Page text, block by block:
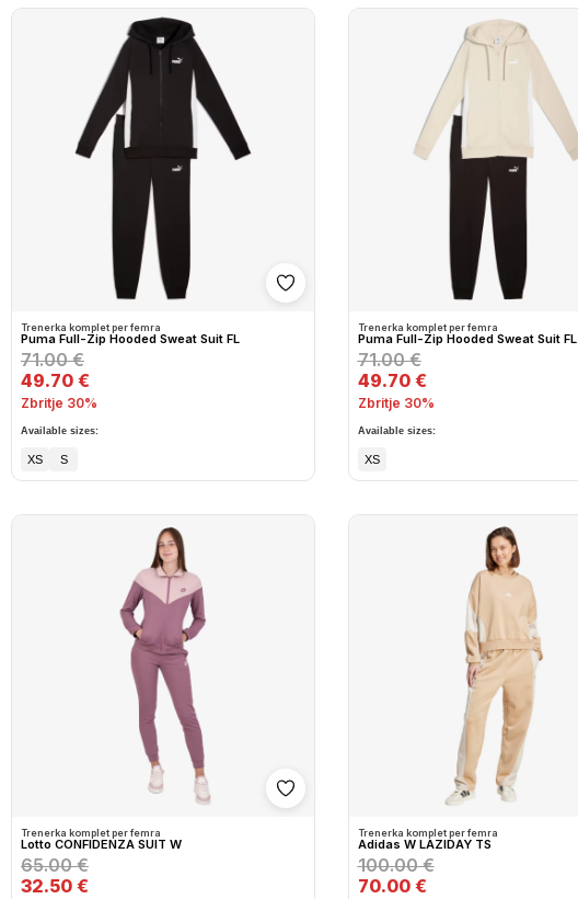
Shto në wishlist
Trenerka komplet per femra
Puma Full-Zip Hooded Sweat Suit FL
71.00 €
49.70 €
Zbritje 30%
Available sizes:
XS S
Trenerka komplet per femra
Puma Full-Zip Hooded Sweat Suit FL
71.00 €
49.70 €
Zbritje 30%
Available sizes:
XS
Shto në wishlist
Trenerka komplet per femra
Lotto CONFIDENZA SUIT W
65.00 €
32.50 €
Trenerka komplet per femra
Adidas W LAZIDAY TS
100.00 €
70.00 €